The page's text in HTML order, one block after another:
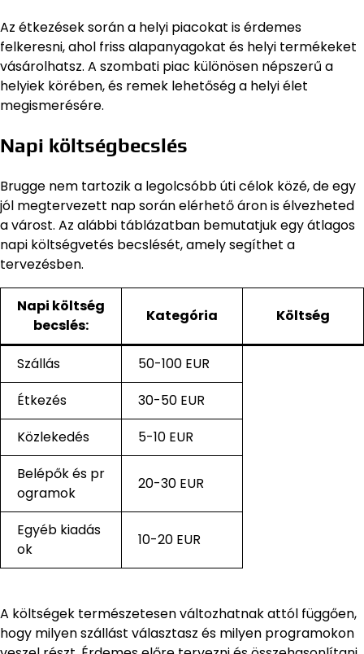
Az étkezések során a helyi piacokat is érdemes
felkeresni, ahol friss alapanyagokat és helyi termékeket
vásárolhatsz. A szombati piac különösen népszerű a
helyiek körében, és remek lehetőség a helyi élet
megismerésére.
Napi költségbecslés
Brugge nem tartozik a legolcsóbb úti célok közé, de egy
jól megtervezett nap során elérhető áron is élvezheted
a várost. Az alábbi táblázatban bemutatjuk egy átlagos
napi költségvetés becslését, amely segíthet a
tervezésben.
Napi költség
becslés:
Kategória Költség
Szállás
50-100 EUR
Étkezés
30-50 EUR
Közlekedés
5-10 EUR
Belépők és pr
ogramok
20-30 EUR
Egyéb kiadás
ok
10-20 EUR
A költségek természetesen változhatnak attól függően,
hogy milyen szállást választasz és milyen programokon